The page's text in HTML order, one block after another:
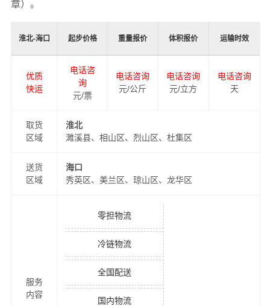
章）。
淮北-海口 起步价格 重量报价 体积报价 运输时效
优质
快运
电话咨
询
元/票
电话咨询
元/公斤
电话咨询
元/立方
电话咨询
天
取货
区域
淮北
濉溪县、相山区、烈山区、杜集区
送货
区域
海口
秀英区、美兰区、琼山区、龙华区
服务
内容
零担物流
冷链物流
全国配送
国内物流